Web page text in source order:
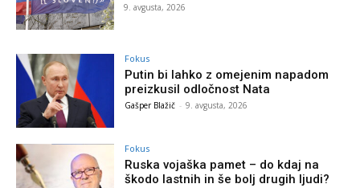
9. avgusta, 2026
Fokus
Putin bi lahko z omejenim napadom
preizkusil odločnost Nata
Gašper Blažič - 9. avgusta, 2026
Fokus
Ruska vojaška pamet – do kdaj na
škodo lastnih in še bolj drugih ljudi?